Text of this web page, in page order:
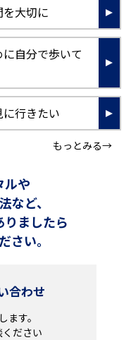
大切に
自分で歩いて
行きたい
もっとみる→
ルや
など、
ましたら
さい。
合わせ
ます。
ださい